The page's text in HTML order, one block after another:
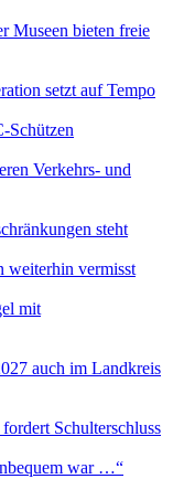
Museen bieten freie
setzt auf Tempo
Schüt­zen
Verkehrs- und
steht
weiterhin vermisst
mit
auch im Land­kreis
Schulterschluss
war …“